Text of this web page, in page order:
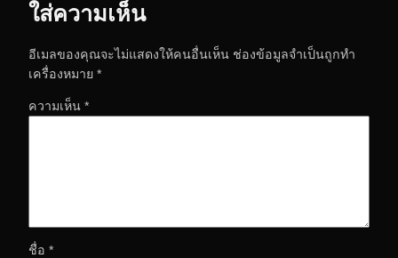
ใส่ความเห็น
อีเมลของคุณจะไม่แสดงให้คนอื่นเห็น ช่องข้อมูลจำเป็นถูกทำ
เครื่องหมาย *
ความเห็น *
ชื่อ *